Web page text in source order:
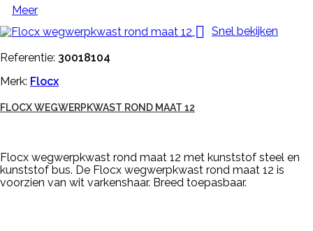
Meer
 Snel bekijken
Referentie: 30018104
Merk: Flocx
FLOCX WEGWERPKWAST ROND MAAT 12
Flocx wegwerpkwast rond maat 12 met kunststof steel en
kunststof bus. De Flocx wegwerpkwast rond maat 12 is
voorzien van wit varkenshaar. Breed toepasbaar.